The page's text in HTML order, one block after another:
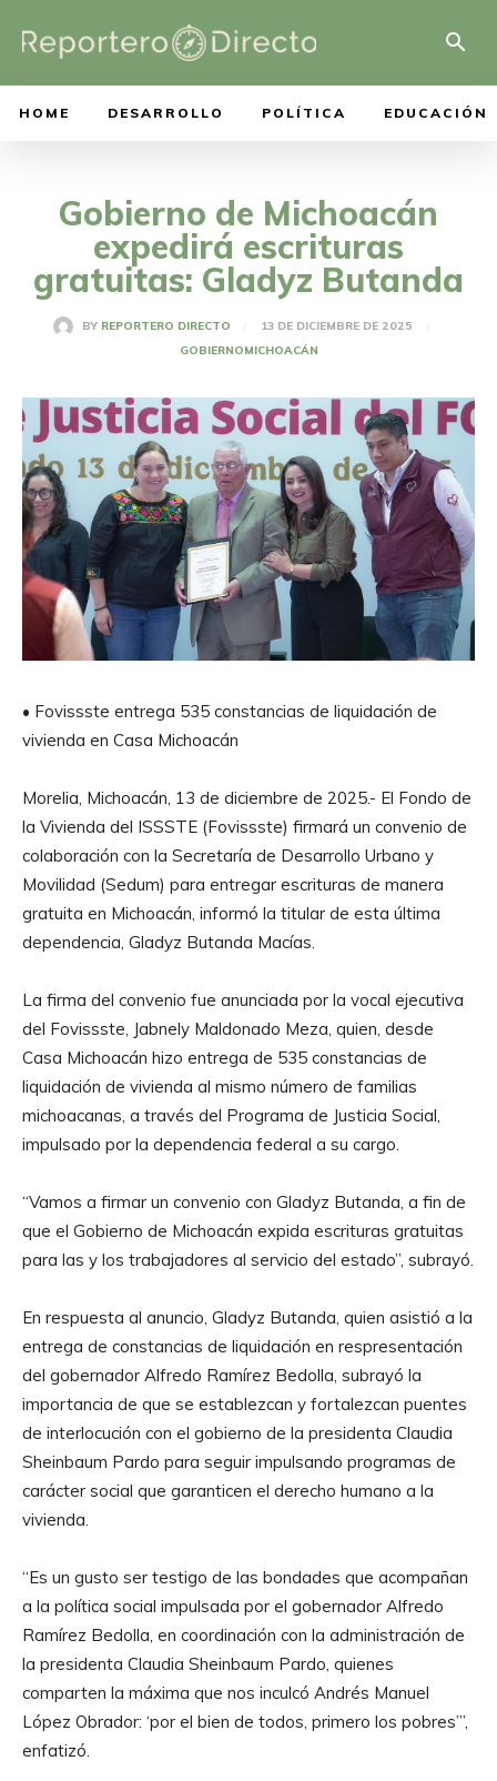
HOME DESARROLLO POLÍTICA EDUCACIÓN
Gobierno de Michoacán
expedirá escrituras
gratuitas: Gladyz Butanda
BY REPORTERO DIRECTO
13 DE DICIEMBRE DE 2025
GOBIERNOMICHOACÁN
• Fovissste entrega 535 constancias de liquidación de
vivienda en Casa Michoacán
Morelia, Michoacán, 13 de diciembre de 2025.- El Fondo de
la Vivienda del ISSSTE (Fovissste) firmará un convenio de
colaboración con la Secretaría de Desarrollo Urbano y
Movilidad (Sedum) para entregar escrituras de manera
gratuita en Michoacán, informó la titular de esta última
dependencia, Gladyz Butanda Macías.
La firma del convenio fue anunciada por la vocal ejecutiva
del Fovissste, Jabnely Maldonado Meza, quien, desde
Casa Michoacán hizo entrega de 535 constancias de
liquidación de vivienda al mismo número de familias
michoacanas, a través del Programa de Justicia Social,
impulsado por la dependencia federal a su cargo.
“Vamos a firmar un convenio con Gladyz Butanda, a fin de
que el Gobierno de Michoacán expida escrituras gratuitas
para las y los trabajadores al servicio del estado”, subrayó.
En respuesta al anuncio, Gladyz Butanda, quien asistió a la
entrega de constancias de liquidación en respresentación
del gobernador Alfredo Ramírez Bedolla, subrayó la
importancia de que se establezcan y fortalezcan puentes
de interlocución con el gobierno de la presidenta Claudia
Sheinbaum Pardo para seguir impulsando programas de
carácter social que garanticen el derecho humano a la
vivienda.
“Es un gusto ser testigo de las bondades que acompañan
a la política social impulsada por el gobernador Alfredo
Ramírez Bedolla, en coordinación con la administración de
la presidenta Claudia Sheinbaum Pardo, quienes
comparten la máxima que nos inculcó Andrés Manuel
López Obrador: ‘por el bien de todos, primero los pobres’”,
enfatizó.